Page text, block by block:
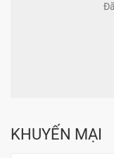
KHUYẾN MẠI